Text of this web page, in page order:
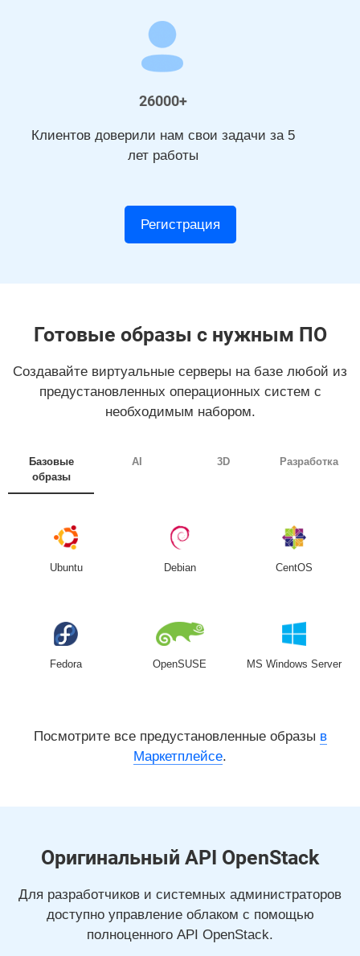
26000+
Клиентов доверили нам свои задачи за 5
лет работы
Регистрация
Готовые образы с нужным ПО
Создавайте виртуальные серверы на базе любой из
предустановленных операционных систем с
необходимым набором.
Базовые
образы
AI 3D Разработка
Ubuntu Debian CentOS
Fedora OpenSUSE MS Windows Server
Посмотрите все предустановленные образы в
Маркетплейсе.
Оригинальный API OpenStack
Для разработчиков и системных администраторов
доступно управление облаком с помощью
полноценного API OpenStack.